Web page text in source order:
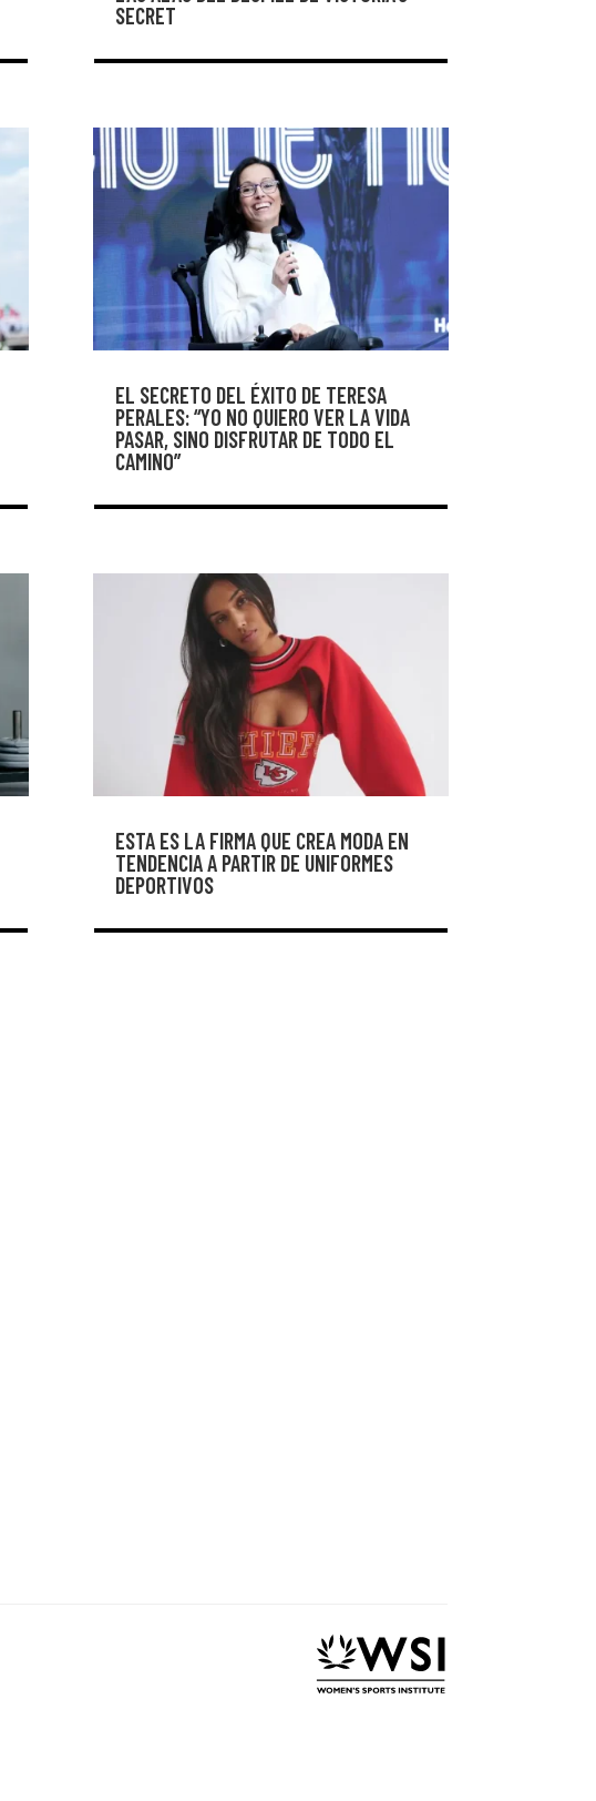
SECRET
EL SECRETO DEL ÉXITO DE TERESA
PERALES: “YO NO QUIERO VER LA VIDA
PASAR, SINO DISFRUTAR DE TODO EL
CAMINO”
ESTA ES LA FIRMA QUE CREA MODA EN
TENDENCIA A PARTIR DE UNIFORMES
DEPORTIVOS